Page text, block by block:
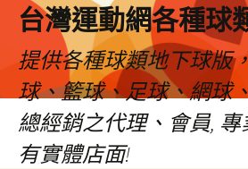
台灣運動網各種球
提供各種球類地下球版
球、籃球、足球、網球
總經銷之代理、會員,
有實體店面!